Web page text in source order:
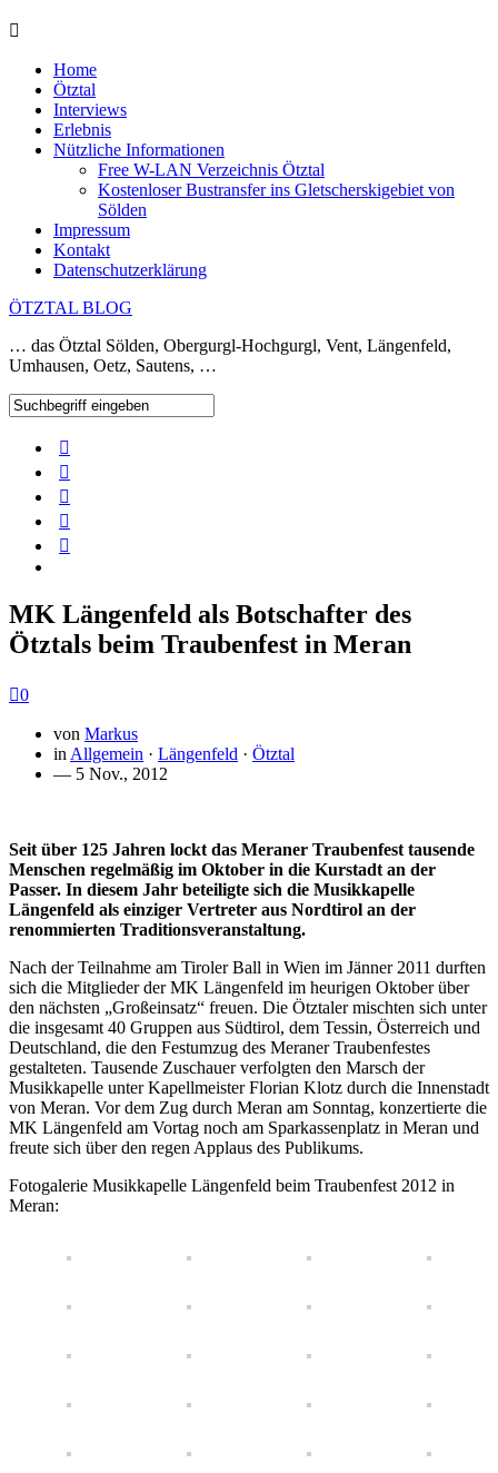
Home
Ötztal
Interviews
Erlebnis
Nützliche Informationen
Free W-LAN Verzeichnis Ötztal
Kostenloser Bustransfer ins Gletscherskigebiet von
Sölden
Impressum
Kontakt
Datenschutzerklärung
ÖTZTAL BLOG
… das Ötztal Sölden, Obergurgl-Hochgurgl, Vent, Längenfeld,
Umhausen, Oetz, Sautens, …
MK Längenfeld als Botschafter des
Ötztals beim Traubenfest in Meran
0
von Markus
in Allgemein · Längenfeld · Ötztal
— 5 Nov., 2012
Seit über 125 Jahren lockt das Meraner Traubenfest tausende
Menschen regelmäßig im Oktober in die Kurstadt an der
Passer. In diesem Jahr beteiligte sich die Musikkapelle
Längenfeld als einziger Vertreter aus Nordtirol an der
renommierten Traditionsveranstaltung.
Nach der Teilnahme am Tiroler Ball in Wien im Jänner 2011 durften
sich die Mitglieder der MK Längenfeld im heurigen Oktober über
den nächsten „Großeinsatz“ freuen. Die Ötztaler mischten sich unter
die insgesamt 40 Gruppen aus Südtirol, dem Tessin, Österreich und
Deutschland, die den Festumzug des Meraner Traubenfestes
gestalteten. Tausende Zuschauer verfolgten den Marsch der
Musikkapelle unter Kapellmeister Florian Klotz durch die Innenstadt
von Meran. Vor dem Zug durch Meran am Sonntag, konzertierte die
MK Längenfeld am Vortag noch am Sparkassenplatz in Meran und
freute sich über den regen Applaus des Publikums.
Fotogalerie Musikkapelle Längenfeld beim Traubenfest 2012 in
Meran: